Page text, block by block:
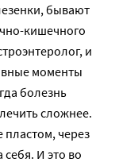
бывают
кишечного
и
моменты
болезнь
сложнее.
через
И это во